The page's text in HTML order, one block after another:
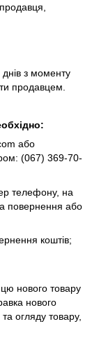
з моменту
продавцем.
або
(067) 369-70-
телефону, на
повернення або
коштів;
нового товару
нового
огляду товару,